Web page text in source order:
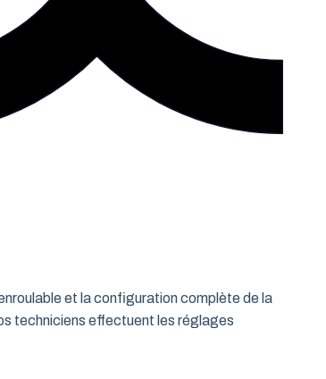
et la configuration complète de la
techniciens effectuent les réglages